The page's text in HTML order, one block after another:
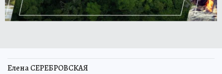
Елена СЕРЕБРОВСКАЯ